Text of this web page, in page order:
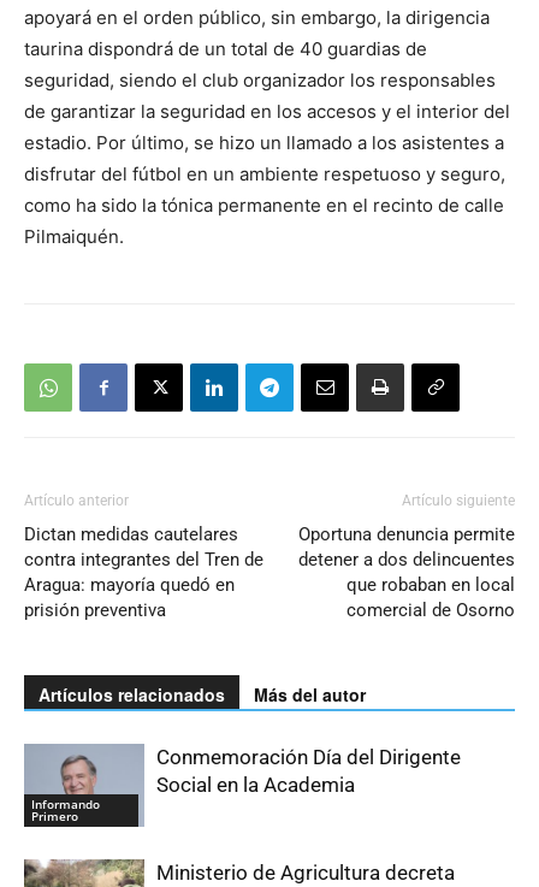
apoyará en el orden público, sin embargo, la dirigencia
taurina dispondrá de un total de 40 guardias de
seguridad, siendo el club organizador los responsables
de garantizar la seguridad en los accesos y el interior del
estadio. Por último, se hizo un llamado a los asistentes a
disfrutar del fútbol en un ambiente respetuoso y seguro,
como ha sido la tónica permanente en el recinto de calle
Pilmaiquén.
Artículo anterior
Dictan medidas cautelares
contra integrantes del Tren de
Aragua: mayoría quedó en
prisión preventiva
Artículo siguiente
Oportuna denuncia permite
detener a dos delincuentes
que robaban en local
comercial de Osorno
Artículos relacionados Más del autor
Informando
Primero
Conmemoración Día del Dirigente
Social en la Academia
Ministerio de Agricultura decreta